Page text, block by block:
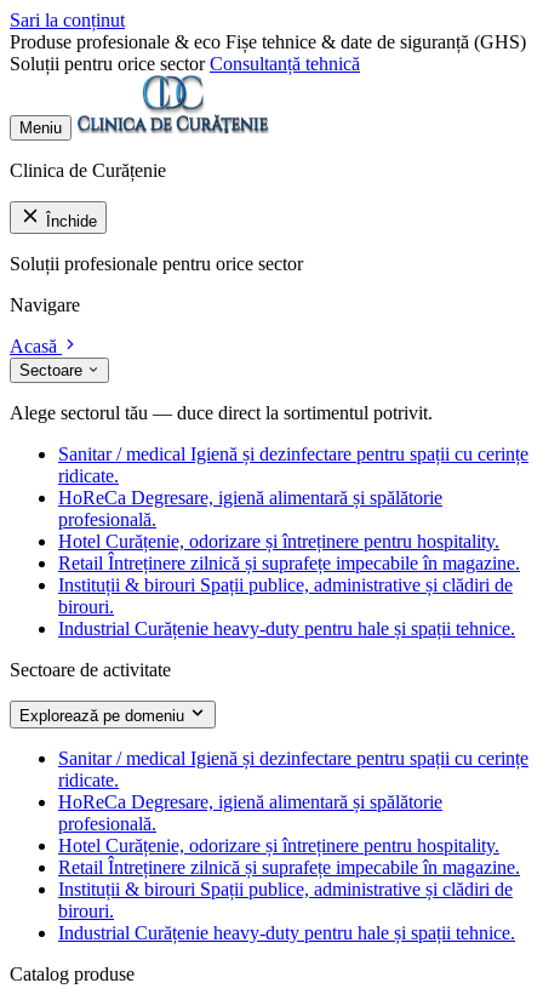
Sari la conținut
Produse profesionale & eco Fișe tehnice & date de siguranță (GHS)
Soluții pentru orice sector Consultanță tehnică
Meniu
Clinica de Curățenie
Închide
Soluții profesionale pentru orice sector
Navigare
Acasă
Sectoare
Alege sectorul tău — duce direct la sortimentul potrivit.
Sanitar / medical Igienă și dezinfectare pentru spații cu cerințe
ridicate.
HoReCa Degresare, igienă alimentară și spălătorie
profesională.
Hotel Curățenie, odorizare și întreținere pentru hospitality.
Retail Întreținere zilnică și suprafețe impecabile în magazine.
Instituții & birouri Spații publice, administrative și clădiri de
birouri.
Industrial Curățenie heavy-duty pentru hale și spații tehnice.
Sectoare de activitate
Explorează pe domeniu
Sanitar / medical Igienă și dezinfectare pentru spații cu cerințe
ridicate.
HoReCa Degresare, igienă alimentară și spălătorie
profesională.
Hotel Curățenie, odorizare și întreținere pentru hospitality.
Retail Întreținere zilnică și suprafețe impecabile în magazine.
Instituții & birouri Spații publice, administrative și clădiri de
birouri.
Industrial Curățenie heavy-duty pentru hale și spații tehnice.
Catalog produse